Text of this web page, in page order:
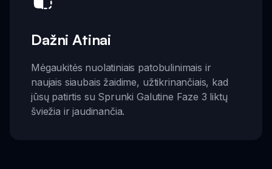
Dažni Atinai
Mėgaukitės nuolatiniais patobulinimais ir
naujais siaubais žaidime, užtikrinančiais, kad
jūsų patirtis su Sprunki Galutine Faze 3 liktų
šviežia ir jaudinančia.